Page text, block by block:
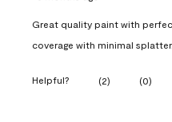
Great quality paint with
coverage with minimal splatter.
Helpful? (2) (0)